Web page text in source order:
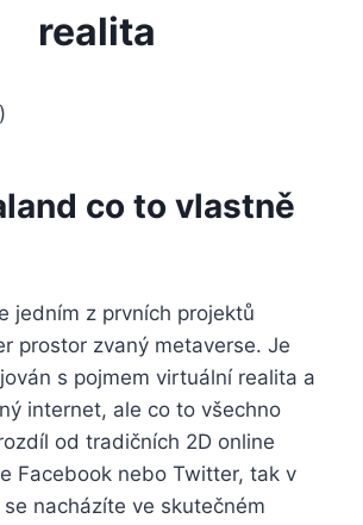
realita
)
co to vlastně
jedním z prvních projektů
prostor zvaný metaverse. Je
s pojmem virtuální realita a
internet, ale co to všechno
od tradičních 2D online
Facebook nebo Twitter, tak v
nacházíte ve skutečném